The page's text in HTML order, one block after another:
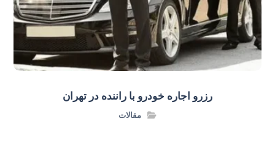
رزرو اجاره خودرو با راننده در تهران
مقالات